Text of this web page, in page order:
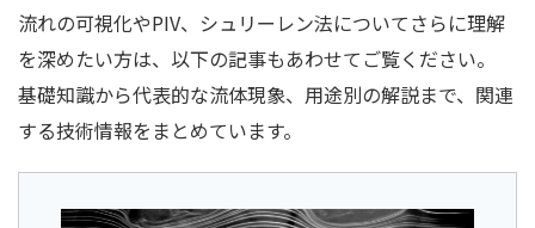
流れの可視化やPIV、シュリーレン法についてさらに理解
を深めたい方は、以下の記事もあわせてご覧ください。
基礎知識から代表的な流体現象、用途別の解説まで、関連
する技術情報をまとめています。